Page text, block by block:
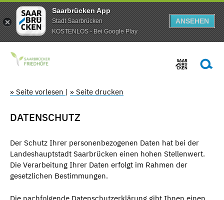
Saarbrücken App
Stadt Saarbrücken
KOSTENLOS - Bei Google Play
ANSEHEN
» Seite vorlesen | » Seite drucken
DATENSCHUTZ
Der Schutz Ihrer personenbezogenen Daten hat bei der
Landeshauptstadt Saarbrücken einen hohen Stellenwert.
Die Verarbeitung Ihrer Daten erfolgt im Rahmen der
gesetzlichen Bestimmungen.
Die nachfolgende Datenschutzerklärung gibt Ihnen einen